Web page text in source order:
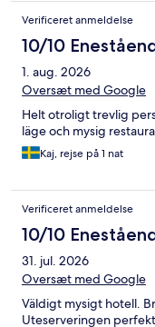
Verificeret anmeldelse
10/10
1. aug. 2026
Oversæt med Google
Helt otroligt trevlig
läge och mysig
Kaj, rejse på 1 nat
Verificeret anmeldelse
10/10
31. jul. 2026
Oversæt med Google
Väldigt mysigt hotell.
Uteserveringen